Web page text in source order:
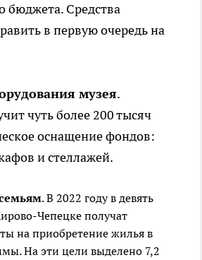
бюджета. Средства
в первую очередь на
музея.
чуть более 200 тысяч
оснащение фондов:
и стеллажей.
. В 2022 году в девять
Чепецке получат
на приобретение жилья в
На эти цели выделено 7,2